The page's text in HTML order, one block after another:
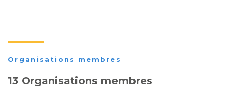
Organisations membres
13 Organisations membres